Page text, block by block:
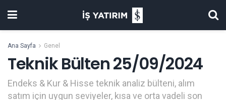
Ana Sayfa Genel
Teknik Bülten 25/09/2024
Endeks & Kur & Hisse teknik analiz bülteni, alım
satım için uygun seviyeler, kısa ve orta vadeli son